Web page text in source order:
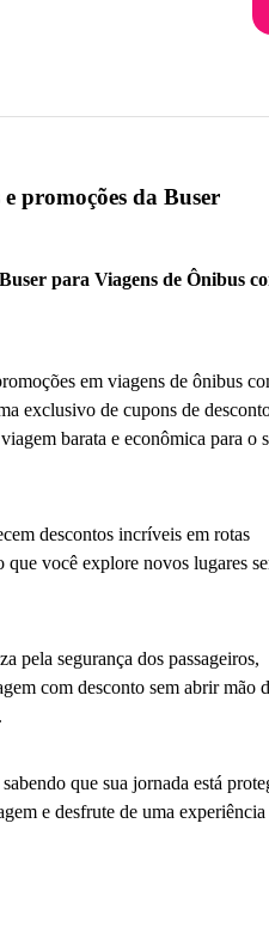
promoções da Buser
para Viagens de Ônibus
em viagens de ônibus
exclusivo de cupons de
barata e econômica para o
descontos incríveis em rotas
que você explore novos lugares
pela segurança dos passageiros,
com desconto sem abrir mão
que sua jornada está
e desfrute de uma experiência